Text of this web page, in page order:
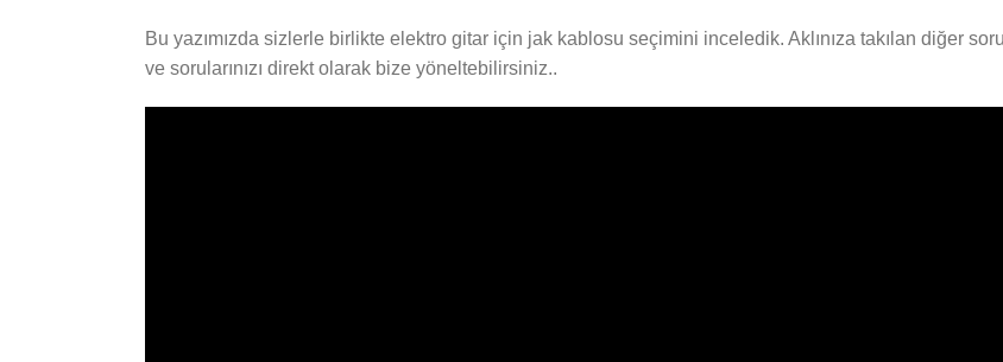
Bu yazımızda sizlerle birlikte elektro gitar için jak kablosu seçimini inceledik. Aklınıza takılan diğer
ve sorularınızı direkt olarak bize yöneltebilirsiniz..